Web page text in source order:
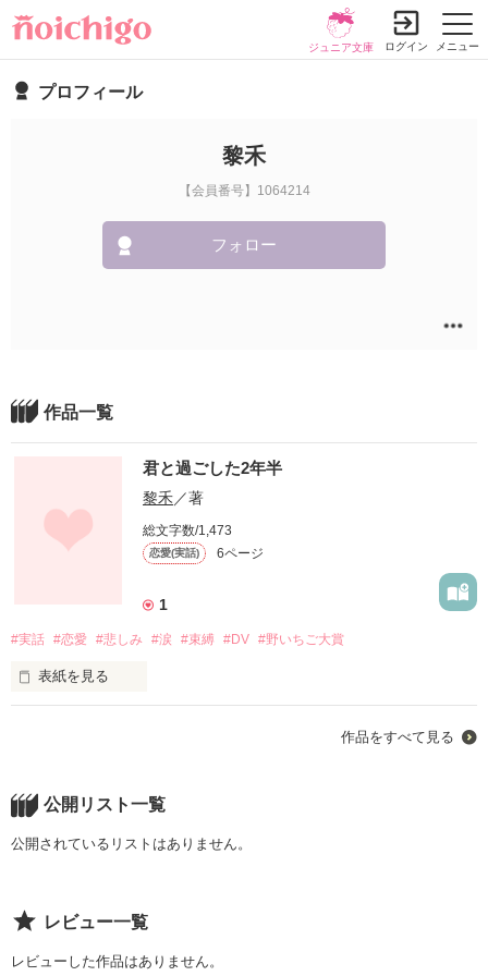
メニュー
ジュニア文庫 ログイン
プロフィール
黎禾
【会員番号】1064214
フォロー
作品一覧
君と過ごした2年半
黎禾／著
総文字数/1,473
恋愛(実話) 6ページ
1
#実話 #恋愛 #悲しみ #涙 #束縛 #DV #野いちご大賞
表紙を見る
ここに書いてある内容は全てノンフィクション。
実話です。
こんな人たちもいるんだとこういう人生があるんだと
作品をすべて見る
公開リスト一覧
公開されているリストはありません。
レビュー一覧
レビューした作品はありません。